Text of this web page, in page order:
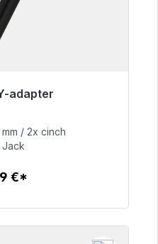
adapterwysyłki, czas
€
/ 2x cinch
Jack
€*